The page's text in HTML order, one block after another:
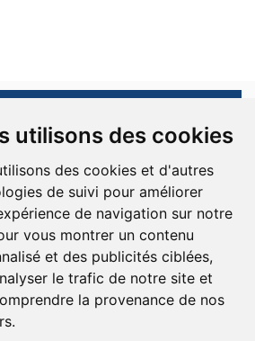
utilisons des cookies
des cookies et d'autres
de suivi pour améliorer
de navigation sur notre
vous montrer un contenu
et des publicités ciblées,
le trafic de notre site et
la provenance de nos
Tous les droits sont réservés.
Newsletter